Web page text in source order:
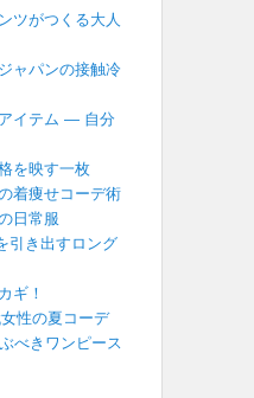
ツがつくる大人
ャパンの接触冷
イテム ― 自分
を映す一枚
着痩せコーデ術
日常服
引き出すロング
ギ！
性の夏コーデ
べきワンピース